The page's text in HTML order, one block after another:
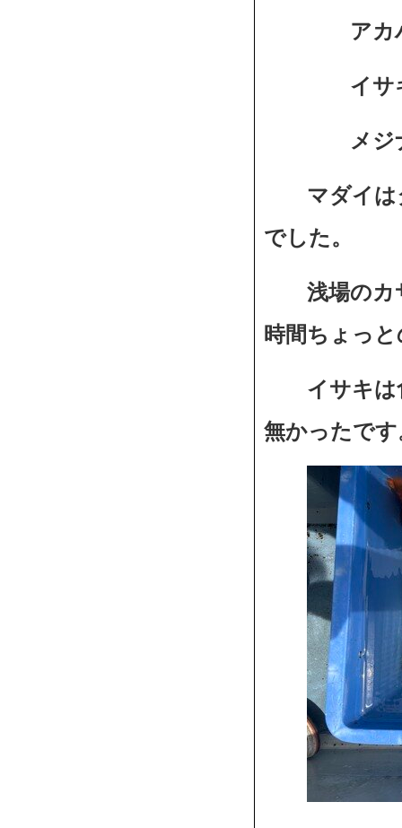
アカハタ
イサキ０
メジ
マダイはタ
でした。
浅場のカサ
時間ちょっ
イサキは食
無かったです